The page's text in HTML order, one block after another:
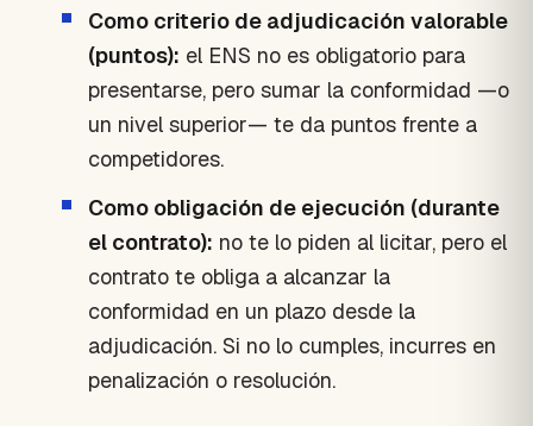
Como criterio de adjudicación valorable
(puntos): el ENS no es obligatorio para
presentarse, pero sumar la conformidad —o
un nivel superior— te da puntos frente a
competidores.
Como obligación de ejecución (durante
el contrato): no te lo piden al licitar, pero el
contrato te obliga a alcanzar la
conformidad en un plazo desde la
adjudicación. Si no lo cumples, incurres en
penalización o resolución.